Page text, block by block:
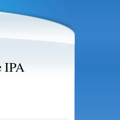
IPA